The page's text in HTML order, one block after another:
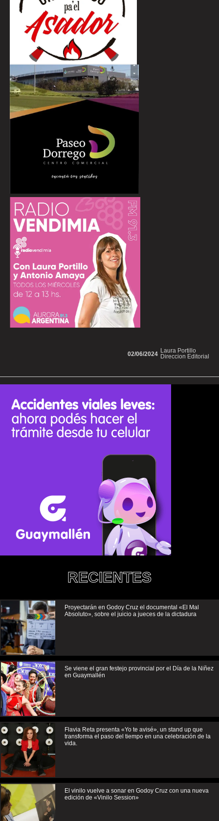
Laura Portillo
Direccion Editorial
02/06/2024
RECIENTES
Proyectarán en Godoy Cruz el documental «El Mal
Absoluto», sobre el juicio a jueces de la dictadura
Se viene el gran festejo provincial por el Día de la Niñez
en Guaymallén
Flavia Reta presenta «Yo te avisé», un stand up que
transforma el paso del tiempo en una celebración de la
vida.
El vinilo vuelve a sonar en Godoy Cruz con una nueva
edición de «Vinilo Session»